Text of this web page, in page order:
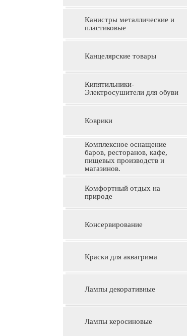
Канистры металлические и
пластиковые
Канцелярские товары
Кипятильники-
Электросушители для обуви
Коврики
Комплексное оснащение
баров, ресторанов, кафе,
пищевых производств и
магазинов.
Комфортный отдых на
природе
Консервирование
Краски для аквагрима
Лампы декоративные
Лампы керосиновые